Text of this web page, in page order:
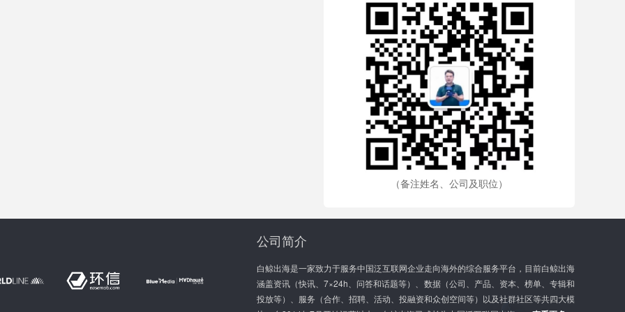
（备注姓名、公司及职位）
公司简介
白鲸出海是一家致力于服务中国泛互联网企业走向海外的综合服务平台，目前白鲸出海
涵盖资讯（快讯、7×24h、问答和话题等）、数据（公司、产品、资本、榜单、专辑和
投放等）、服务（合作、招聘、活动、投融资和众创空间等）以及社群社区等共四大模